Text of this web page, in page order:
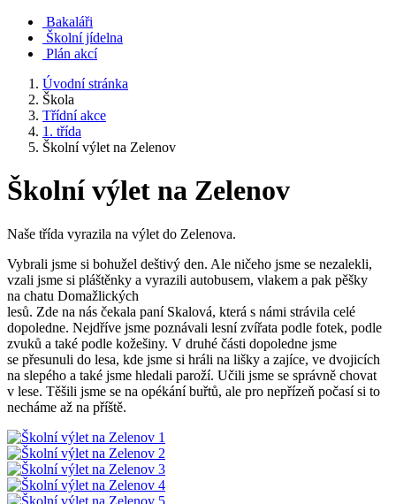
Bakaláři
Školní jídelna
Plán akcí
Úvodní stránka
Škola
Třídní akce
1. třída
Školní výlet na Zelenov
Školní výlet na Zelenov
Naše třída vyrazila na výlet do Zelenova.
Vybrali jsme si bohužel deštivý den. Ale ničeho jsme se nezalekli,
vzali jsme si pláštěnky a vyrazili autobusem, vlakem a pak pěšky
na chatu Domažlických
lesů. Zde na nás čekala paní Skalová, která s námi strávila celé
dopoledne. Nejdříve jsme poznávali lesní zvířata podle fotek, podle
zvuků a také podle kožešiny. V druhé části dopoledne jsme
se přesunuli do lesa, kde jsme si hráli na lišky a zajíce, ve dvojicích
na slepého a také jsme hledali paroží. Učili jsme se správně chovat
v lese. Těšili jsme se na opékání buřtů, ale pro nepřízeň počasí si to
necháme až na příště.